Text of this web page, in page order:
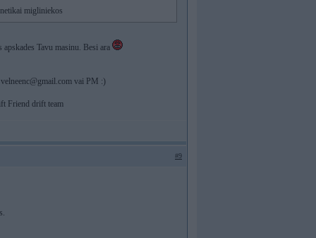
migliniekos
Tavu masinu. Besi ara
velneenc@gmail.com vai PM :)
Friend drift team
#9